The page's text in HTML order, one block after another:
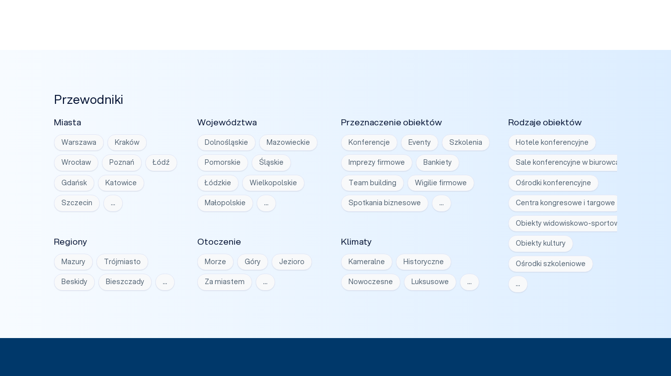
Przewodniki
Miasta
Warszawa Kraków
Wrocław Poznań Łódź
Gdańsk Katowice
Szczecin …
Województwa
Dolnośląskie Mazowieckie
Pomorskie Śląskie
Łódzkie Wielkopolskie
Małopolskie …
Regiony
Mazury Trójmiasto
Beskidy Bieszczady …
Otoczenie
Morze Góry Jezioro
Za miastem …
Klimaty
Kameralne Historyczne
Nowoczesne Luksusowe …
Przeznaczenie obiektów
Konferencje Eventy Szkolenia
Imprezy firmowe Bankiety
Team building Wigilie firmowe
Spotkania biznesowe …
Rodzaje obiektów
Hotele konferencyjne
Sale konferencyjne w biurowcach
Ośrodki konferencyjne
Centra kongresowe i targowe
Obiekty widowiskowo-sportowe
Obiekty kultury
Ośrodki szkoleniowe
…